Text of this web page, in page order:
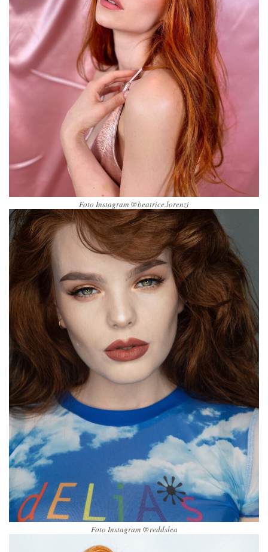
Foto Instagram @beatrice.lorenzi
Foto Instagram @reddslea